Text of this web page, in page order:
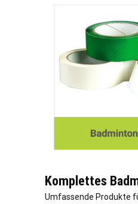
Komplettes
Umfassende Produkte